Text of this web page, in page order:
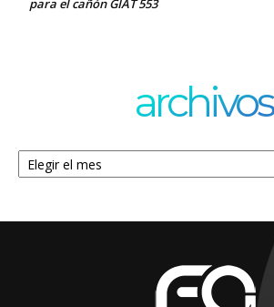
para el cañón GIAT 553
archivos
Archivos